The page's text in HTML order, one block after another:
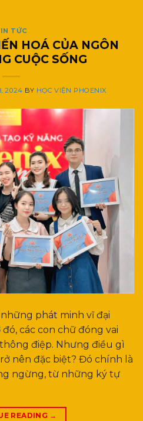
TỨC
HOÁ CỦA NGÔN
CUỘC SỐNG
2024 BY HỌC VIỆN PHOENIX
phát minh vĩ đại
các con chữ đóng vai
điệp. Nhưng điều gì
nên đặc biệt? Đó chính là
ngừng, từ những ký tự
READING →